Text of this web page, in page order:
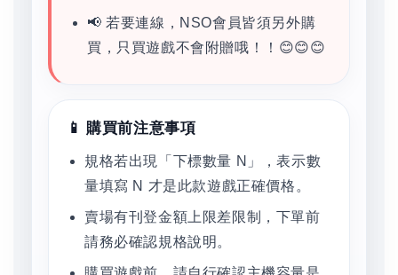
📢 若要連線，NSO會員皆須另外購
買，只買遊戲不會附贈哦！！😊😊😊
📱 購買前注意事項
規格若出現「下標數量 N」，表示數
量填寫 N 才是此款遊戲正確價格。
賣場有刊登金額上限差限制，下單前
請務必確認規格說明。